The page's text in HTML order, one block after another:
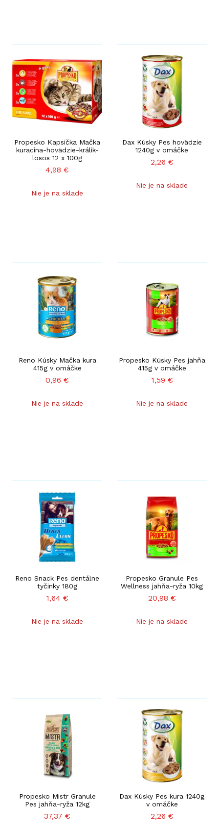
Propesko Kapsička Mačka
kuracina-hovädzie-králik-
losos 12 x 100g
4,98 €
Nie je na sklade
Dax Kúsky Pes hovädzie
1240g v omáčke
2,26 €
Nie je na sklade
Reno Kúsky Mačka kura
415g v omáčke
0,96 €
Nie je na sklade
Propesko Kúsky Pes jahňa
415g v omáčke
1,59 €
Nie je na sklade
Reno Snack Pes dentálne
tyčinky 180g
1,64 €
Nie je na sklade
Propesko Granule Pes
Wellness jahňa-ryža 10kg
20,98 €
Nie je na sklade
Propesko Mistr Granule
Pes jahňa-ryža 12kg
37,37 €
Dax Kúsky Pes kura 1240g
v omáčke
2,26 €